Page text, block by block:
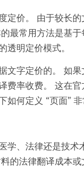
定价。 由于较长
最常用方法是基
透明定价模式。
文字定价的。 如
费率收费。 这在
何定义 “页面”
学、法律还是技
的法律翻译成本